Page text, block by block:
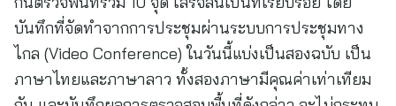
บันทึกที่จัดทำจากการประชุมผ่านระบบการประชุมทาง
ไกล (Video Conference) ในวันนี้แบ่งเป็นสองฉบับ เป็น
ภาษาไทยและภาษาลาว ทั้งสองภาษามีคุณค่าเท่าเทียม